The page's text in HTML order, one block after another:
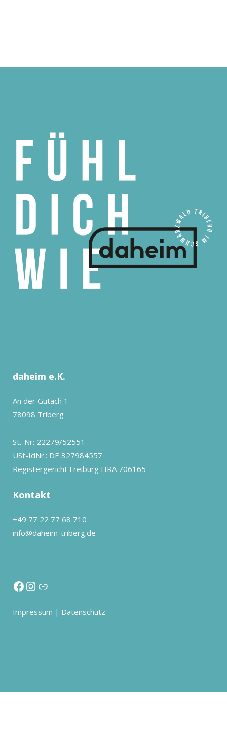
daheim e.K.
An der Gutach 1
78098 Triberg
St.-Nr: 22279/52551
USt-IdNr.: DE 327984557
Registergericht Freiburg HRA 706165
Kontakt
+49 77 22 77 68 710
info@daheim-triberg.de
Impressum | Datenschutz